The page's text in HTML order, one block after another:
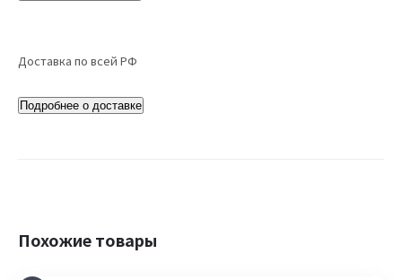
Доставка по всей РФ
Подробнее о доставке
Похожие товары